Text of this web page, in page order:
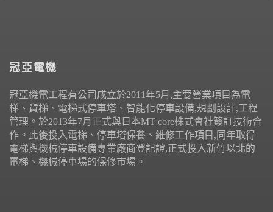
冠亞電機
冠亞機電工程有公司成立於2011年5月,主要營業項目為電
梯、貨梯、電梯式停車塔、智能化停車設備,規劃設計,工程
管理。於2013年7月正式與日本MT core株式會社簽訂技術合
作。此後投入電梯、停車塔保養、維修工作項目,同年取得
電梯與機械停車設備專業廠商登記證,正式投入新竹以北的
電梯、機械停車場的保修市場。